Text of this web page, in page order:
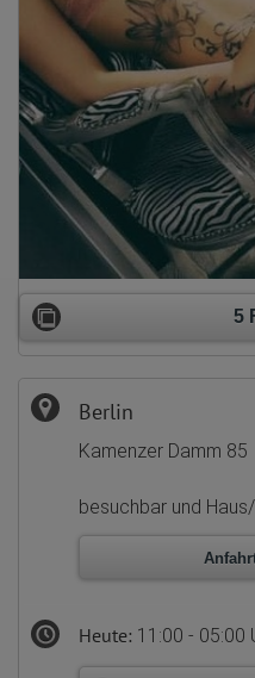
5
Berlin
Kamenzer Damm 85
besuchbar und
Heute: 11:00 - 05:00